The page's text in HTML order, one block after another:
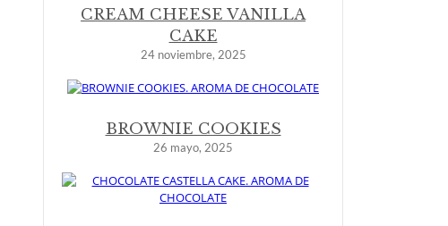
CREAM CHEESE VANILLA
CAKE
24 noviembre, 2025
BROWNIE COOKIES
26 mayo, 2025